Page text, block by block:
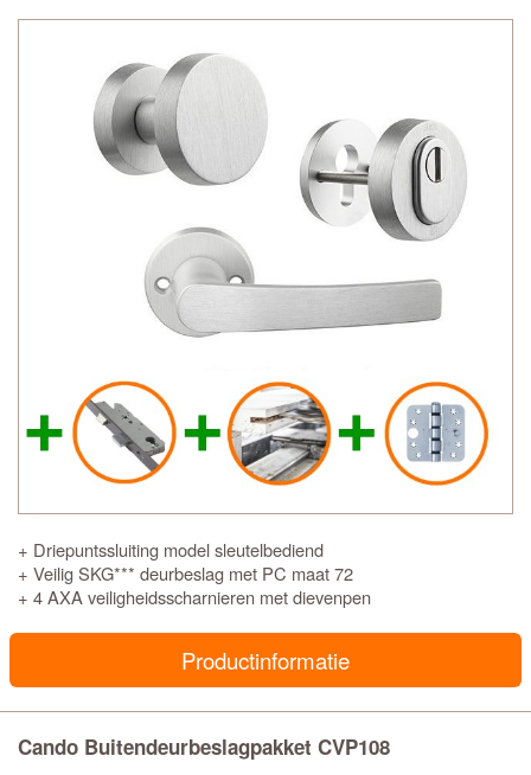
+ Driepuntssluiting model sleutelbediend
+ Veilig SKG*** deurbeslag met PC maat 72
+ 4 AXA veiligheidsscharnieren met dievenpen
Productinformatie
Cando Buitendeurbeslagpakket CVP108